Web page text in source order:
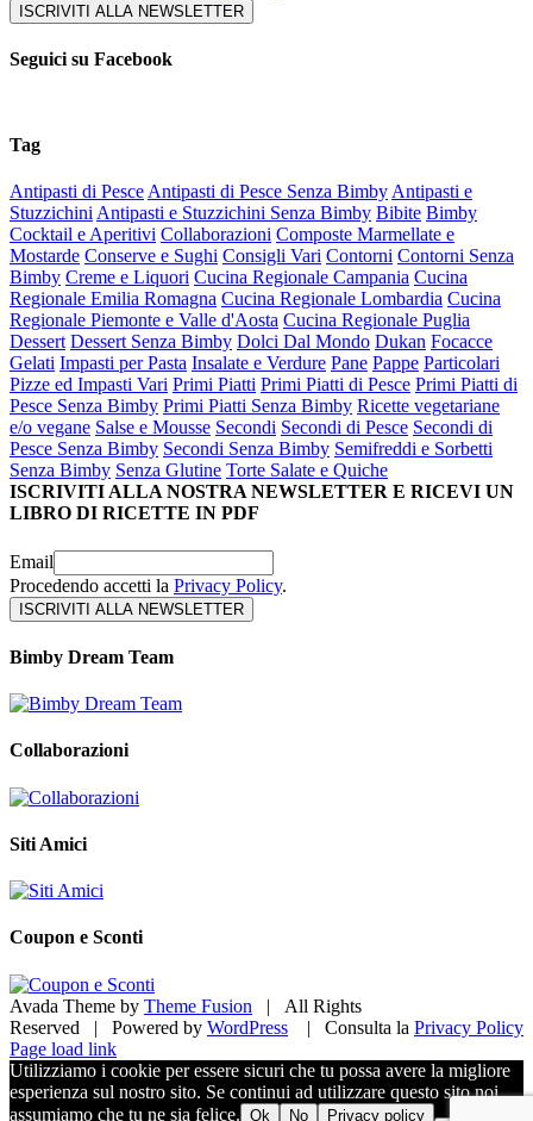
Seguici su Facebook
Tag
Antipasti di Pesce Antipasti di Pesce Senza Bimby Antipasti e
Stuzzichini Antipasti e Stuzzichini Senza Bimby Bibite Bimby
Cocktail e Aperitivi Collaborazioni Composte Marmellate e
Mostarde Conserve e Sughi Consigli Vari Contorni Contorni Senza
Bimby Creme e Liquori Cucina Regionale Campania Cucina
Regionale Emilia Romagna Cucina Regionale Lombardia Cucina
Regionale Piemonte e Valle d'Aosta Cucina Regionale Puglia
Dessert Dessert Senza Bimby Dolci Dal Mondo Dukan Focacce
Gelati Impasti per Pasta Insalate e Verdure Pane Pappe Particolari
Pizze ed Impasti Vari Primi Piatti Primi Piatti di Pesce Primi Piatti di
Pesce Senza Bimby Primi Piatti Senza Bimby Ricette vegetariane
e/o vegane Salse e Mousse Secondi Secondi di Pesce Secondi di
Pesce Senza Bimby Secondi Senza Bimby Semifreddi e Sorbetti
Senza Bimby Senza Glutine Torte Salate e Quiche
ISCRIVITI ALLA NOSTRA NEWSLETTER E RICEVI UN
LIBRO DI RICETTE IN PDF
Email
Procedendo accetti la Privacy Policy.
Bimby Dream Team
Collaborazioni
Siti Amici
Coupon e Sconti
Avada Theme by Theme Fusion | All Rights
Reserved | Powered by WordPress | Consulta la Privacy Policy
Facebook
X
Pinterest
Instagram
Page load link
Utilizziamo i cookie per essere sicuri che tu possa avere la migliore
esperienza sul nostro sito. Se continui ad utilizzare questo sito noi
assumiamo che tu ne sia felice. Ok No Privacy policy